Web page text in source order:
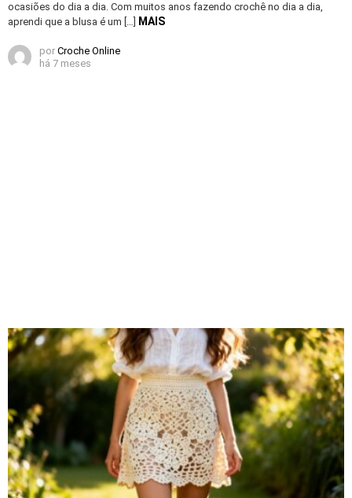
ocasiões do dia a dia. Com muitos anos fazendo crochê no dia a dia,
aprendi que a blusa é um […]
MAIS
por Croche Online
há 7 meses